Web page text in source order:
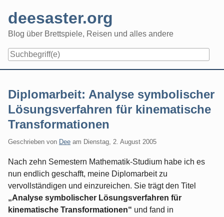
content
deesaster.org
Blog über Brettspiele, Reisen und alles andere
Diplomarbeit: Analyse symbolischer
Lösungsverfahren für kinematische
Transformationen
Geschrieben von Dee am Dienstag, 2. August 2005
Nach zehn Semestern Mathematik-Studium habe ich es
nun endlich geschafft, meine Diplomarbeit zu
vervollständigen und einzureichen. Sie trägt den Titel
„Analyse symbolischer Lösungsverfahren für
kinematische Transformationen“ und fand in